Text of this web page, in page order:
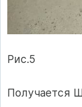
Рис.5
Получается